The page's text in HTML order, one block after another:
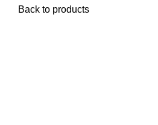
Back to products